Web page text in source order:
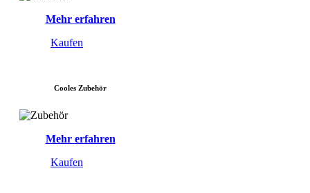
Mehr erfahren
Kaufen
Cooles Zubehör
Mehr erfahren
Kaufen